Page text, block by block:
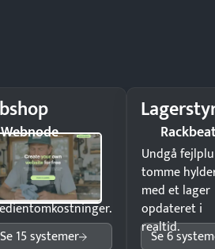
Webnode
24/7 til
i hele landet
Se 15 systemer
Undgå
tomme
med et lager
opdateret i
realtid.
Se 6